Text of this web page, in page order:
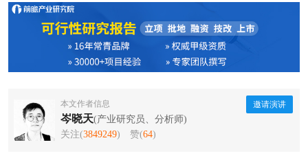
本文作者信息
岑晓天(产业研究员、分析师)
关注(3849249) 赞(64)
邀请演讲